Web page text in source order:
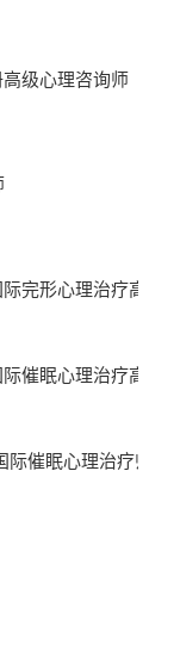
级心理咨询师
完形心理治疗高
催眠心理治疗高
催眠心理治疗师